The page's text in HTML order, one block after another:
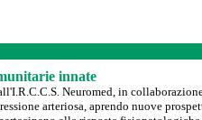
innate
Neuromed, in
arteriosa, aprendo nuove